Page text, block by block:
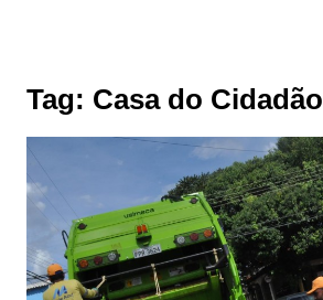
Tag: Casa do Cidadão